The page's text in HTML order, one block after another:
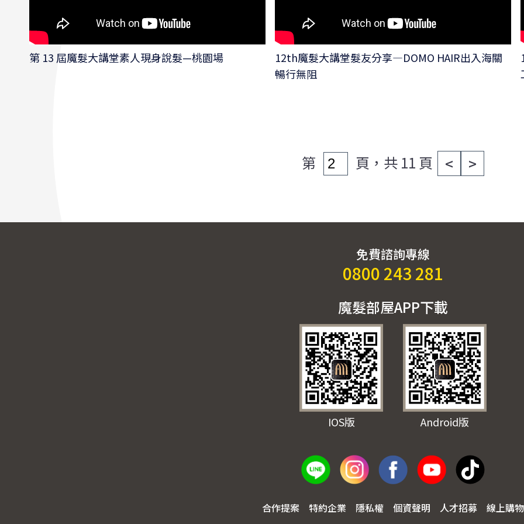
第 13 屆魔髮大講堂素人現身說髮—桃園場
12th魔髮大講堂髮友分享—DOMO HAIR出入海關
暢行無阻
第 頁，共 11 頁 < >
免費諮詢專線
0800 243 281
魔髮部屋APP下載
IOS版 Android版
合作提案 特約企業 隱私權 個資聲明 人才招募 線上購物